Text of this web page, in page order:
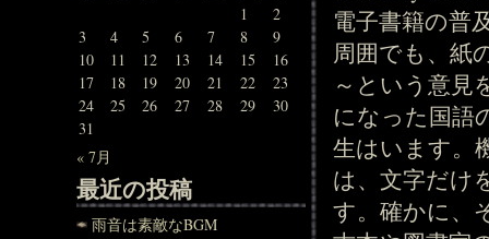
1
2
3
4 5 6 7 8
9
10
11 12 13 14 15
16
17
18 19 20 21 22
23
24
25 26 27 28 29
30
31
« 7月
最近の投稿
雨音は素敵なBGM
電子書籍の普
周囲でも、紙
～という意見
になった国語
生はいます。
は、文字だけ
す。確かに、